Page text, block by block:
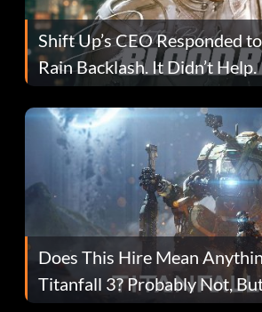
Shift Up’s CEO Responded
Rain Backlash. It Didn’t Help.
Does This Hire Mean
Titanfall 3? Probably Not,